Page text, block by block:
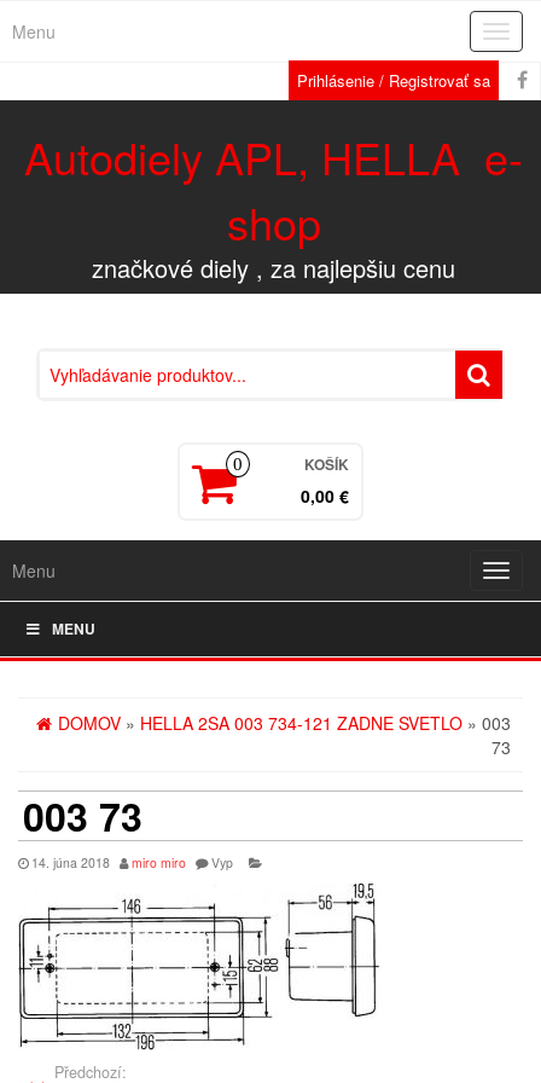
Menu
Prihlásenie / Registrovať sa
Autodiely APL, HELLA e-
shop
značkové diely , za najlepšiu cenu
0 KOŠÍK
0,00 €
Menu
MENU
DOMOV » HELLA 2SA 003 734-121 ZADNE SVETLO » 003
73
003 73
14. júna 2018 miro miro Vyp
Předchozí: